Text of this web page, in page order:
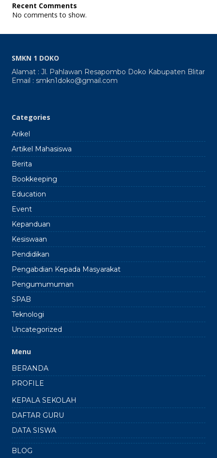
Lokasi
1
Recent Comments
No comments to show.
SMKN 1 DOKO
Alamat : Jl. Pahlawan Resapombo Doko Kabupaten Blitar
Email : smkn1doko@gmail.com
Categories
Arikel
Artikel Mahasiswa
Berita
Bookkeeping
Education
Event
Kepanduan
Kesiswaan
Pendidikan
Pengabdian Kepada Masyarakat
Pengumumuman
SPAB
Teknologi
Uncategorized
Menu
BERANDA
PROFILE
KEPALA SEKOLAH
DAFTAR GURU
DATA SISWA
BLOG